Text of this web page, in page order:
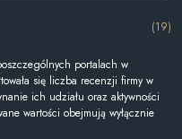
(19)
portalach w
się liczba recenzji firmy w
ich udziału oraz aktywności
wartości obejmują wyłącznie